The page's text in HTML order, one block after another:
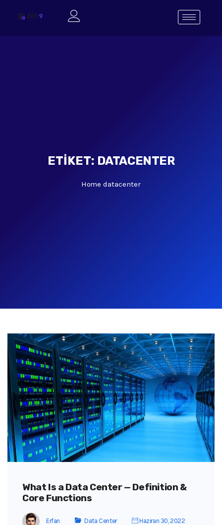
ETIKET: DATACENTER
Home datacenter
What Is a Data Center — Definition &
Core Functions
Erfan Data Center Haziran 30, 2022